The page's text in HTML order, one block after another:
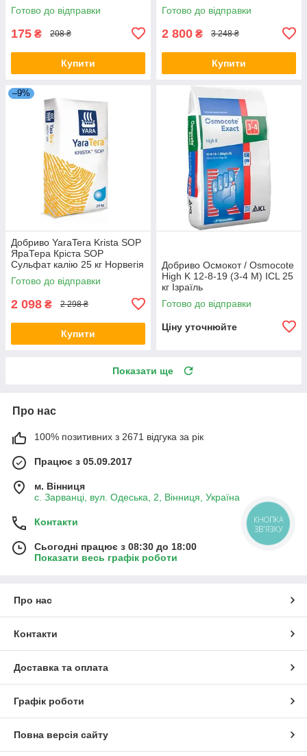
Готово до відправки
175 ₴ 208 ₴
Купити
Готово до відправки
2 800 ₴ 3 248 ₴
Купити
–9%
Добриво YaraTera Krista SOP
ЯраТера Кріста SOP
Сульфат калію 25 кг Норвегія
Готово до відправки
2 098 ₴ 2 298 ₴
Купити
Добриво Осмокот / Osmocote
High K 12-8-19 (3-4 М) ICL 25
кг Ізраїль
Готово до відправки
Ціну уточнюйте
Показати ще
Про нас
100% позитивних з 2671 відгука за рік
Працює з 05.09.2017
м. Вінниця
с. Зарванці, вул. Одеська, 2, Вінниця, Україна
Контакти
Сьогодні працює з 08:30 до 18:00
Показати весь графік роботи
Про нас
Контакти
Доставка та оплата
Графік роботи
Повна версія сайту
КНОПКА
ЗВ'ЯЗКУ